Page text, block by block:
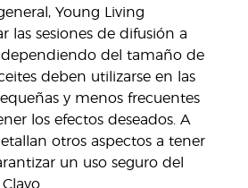
Young Living
las sesiones de difusión a
del tamaño de
deben utilizarse en las
y menos frecuentes
los efectos deseados. A
otros aspectos a tener
un uso seguro del